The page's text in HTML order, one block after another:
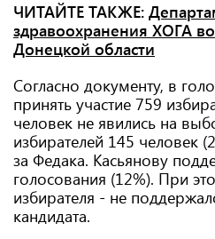
ЧИТАЙТЕ ТАКЖЕ:
здравоохранения ХОГА
Донецкой области
Согласно документу, в
принять участие 759
человек не явились на
избирателей 145 человек
за Федака. Касьянову
голосования (12%). При
избирателя - не
кандидата.